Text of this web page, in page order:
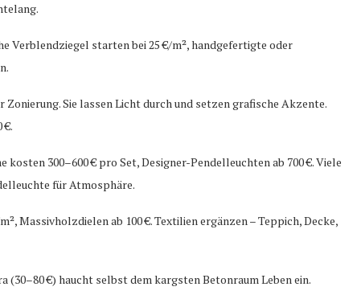
Verblendziegel starten bei 25 €/m², handgefertigte oder
Sie lassen Licht durch und setzen grafische Akzente.
€.
300–600 € pro Set, Designer-Pendelleuchten ab 700 €. Viele
für Atmosphäre.
Massivholzdielen ab 100 €. Textilien ergänzen – Teppich, Decke,
€) haucht selbst dem kargsten Betonraum Leben ein.